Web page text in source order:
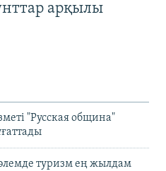
арқылы
"Русская община"
туризм ең жылдам